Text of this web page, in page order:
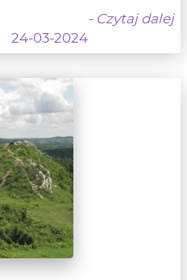
- Czytaj dalej
24-03-2024